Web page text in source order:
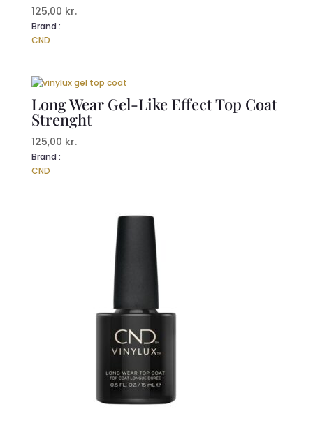
125,00 kr.
Brand :
CND
Long Wear Gel-Like Effect Top Coat
Strenght
125,00 kr.
Brand :
CND